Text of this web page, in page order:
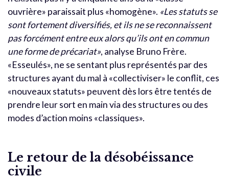
ouvrière» paraissait plus «homogène». «Les statuts se
sont fortement diversifiés, et ils ne se reconnaissent
pas forcément entre eux alors qu’ils ont en commun
une forme de précariat», analyse Bruno Frère.
«Esseulés», ne se sentant plus représentés par des
structures ayant du mal à «collectiviser» le conflit, ces
«nouveaux statuts» peuvent dès lors être tentés de
prendre leur sort en main via des structures ou des
modes d’action moins «classiques».
Le retour de la désobéissance
civile